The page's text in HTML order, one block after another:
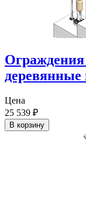
Цена
25 539 ₽
В корзину